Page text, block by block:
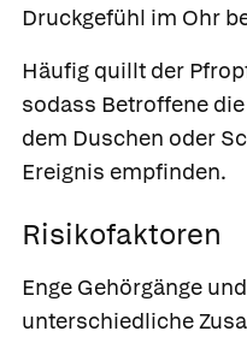
Druckgefühl im Ohr
Häufig quillt der
sodass Betroffene
dem Duschen oder
Ereignis empfinden.
Risikofaktoren
Enge Gehörgänge
unterschiedliche